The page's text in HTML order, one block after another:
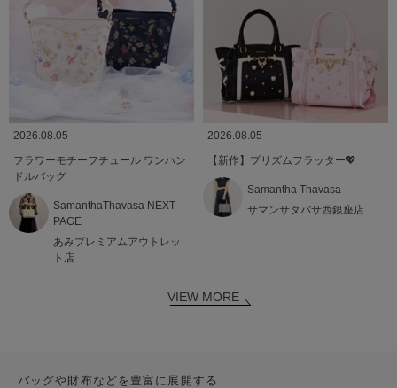
2026.08.05
フラワーモチーフチュール ワンハン
ドルバッグ
SamanthaThavasa NEXT
PAGE
あみプレミアムアウトレッ
ト店
2026.08.05
【新作】プリズムフラッター💖
Samantha Thavasa
サマンサタバサ西銀座店
VIEW MORE
バッグや財布などを豊富に展開する